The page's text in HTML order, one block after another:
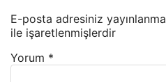
E-posta adresiniz
ile işaretlenmişlerdir
Yorum *